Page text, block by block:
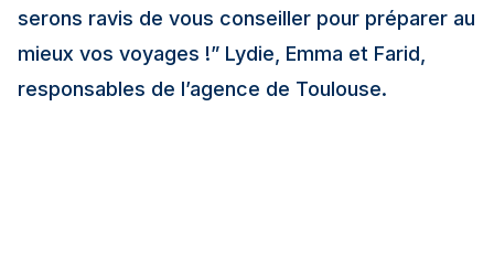
serons ravis de vous conseiller pour préparer au
mieux vos voyages !” Lydie, Emma et Farid,
responsables de l’agence de Toulouse.